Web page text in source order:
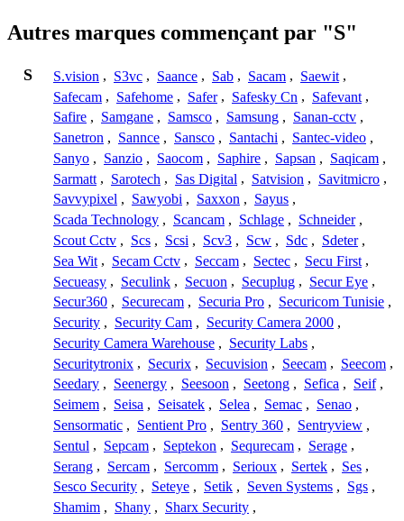
Autres marques commençant par "S"
S S.vision , S3vc , Saance , Sab , Sacam , Saewit ,
Safecam , Safehome , Safer , Safesky Cn , Safevant ,
Safire , Samgane , Samsco , Samsung , Sanan-cctv ,
Sanetron , Sannce , Sansco , Santachi , Santec-video ,
Sanyo , Sanzio , Saocom , Saphire , Sapsan , Saqicam ,
Sarmatt , Sarotech , Sas Digital , Satvision , Savitmicro ,
Savvypixel , Sawyobi , Saxxon , Sayus ,
Scada Technology , Scancam , Schlage , Schneider ,
Scout Cctv , Scs , Scsi , Scv3 , Scw , Sdc , Sdeter ,
Sea Wit , Secam Cctv , Seccam , Sectec , Secu First ,
Secueasy , Seculink , Secuon , Secuplug , Secur Eye ,
Secur360 , Securecam , Securia Pro , Securicom Tunisie ,
Security , Security Cam , Security Camera 2000 ,
Security Camera Warehouse , Security Labs ,
Securitytronix , Securix , Secuvision , Seecam , Seecom ,
Seedary , Seenergy , Seesoon , Seetong , Sefica , Seif ,
Seimem , Seisa , Seisatek , Selea , Semac , Senao ,
Sensormatic , Sentient Pro , Sentry 360 , Sentryview ,
Sentul , Sepcam , Septekon , Sequrecam , Serage ,
Serang , Sercam , Sercomm , Serioux , Sertek , Ses ,
Sesco Security , Seteye , Setik , Seven Systems , Sgs ,
Shamim , Shany , Sharx Security ,